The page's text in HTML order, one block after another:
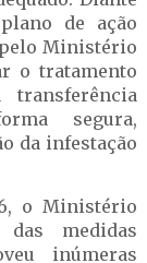
de ação
Ministério
o tratamento
segura,
da infestação
o Ministério
das medidas
inúmeras